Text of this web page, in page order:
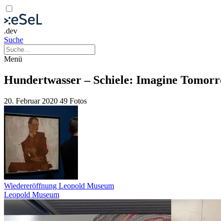
.dev
Suche
Menü
Hundertwasser – Schiele: Imagine
20. Februar 2020 49 Fotos
Wiedereröffnung Leopold Museum
Leopold Museum